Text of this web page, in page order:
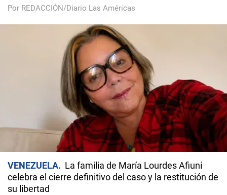
Por REDACCIÓN/Diario Las Américas
VENEZUELA
La familia de María Lourdes Afiuni
celebra el cierre definitivo del caso y la restitución de
su libertad